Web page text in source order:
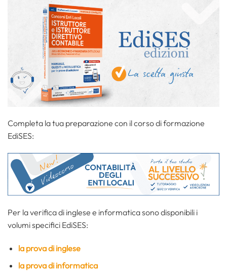
Completa la tua preparazione con il corso di formazione
EdiSES:
Per la verifica di inglese e informatica sono disponibili i
volumi specifici EdiSES:
la prova di inglese
la prova di informatica